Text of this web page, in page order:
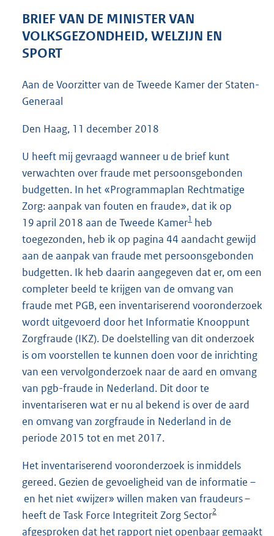
K
b
BRIEF VAN DE MINISTER VAN
VOLKSGEZONDHEID, WELZIJN EN
SPORT
Aan de Voorzitter van de Tweede Kamer der Staten-
Generaal
Den Haag, 11 december 2018
U heeft mij gevraagd wanneer u de brief kunt
verwachten over fraude met persoonsgebonden
budgetten. In het «Programmaplan Rechtmatige
Zorg: aanpak van fouten en fraude», dat ik op
19 april 2018 aan de Tweede Kamer1 heb
toegezonden, heb ik op pagina 44 aandacht gewijd
aan de aanpak van fraude met persoonsgebonden
budgetten. Ik heb daarin aangegeven dat er, om een
completer beeld te krijgen van de omvang van
fraude met PGB, een inventariserend vooronderzoek
wordt uitgevoerd door het Informatie Knooppunt
Zorgfraude (IKZ). De doelstelling van dit onderzoek
is om voorstellen te kunnen doen voor de inrichting
van een vervolgonderzoek naar de aard en omvang
van pgb-fraude in Nederland. Dit door te
inventariseren wat er nu al bekend is over de aard
en omvang van zorgfraude in Nederland in de
periode 2015 tot en met 2017.
Het inventariserend vooronderzoek is inmiddels
gereed. Gezien de gevoeligheid van de informatie –
en het niet «wijzer» willen maken van fraudeurs –
heeft de Task Force Integriteit Zorg Sector2
afgesproken dat het rapport niet openbaar gemaakt